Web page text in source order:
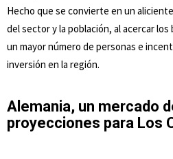
Hecho que se convierte en un
del sector y la población, al acercar
un mayor número de personas e
inversión en la región.
Alemania, un mercado
proyecciones para Los